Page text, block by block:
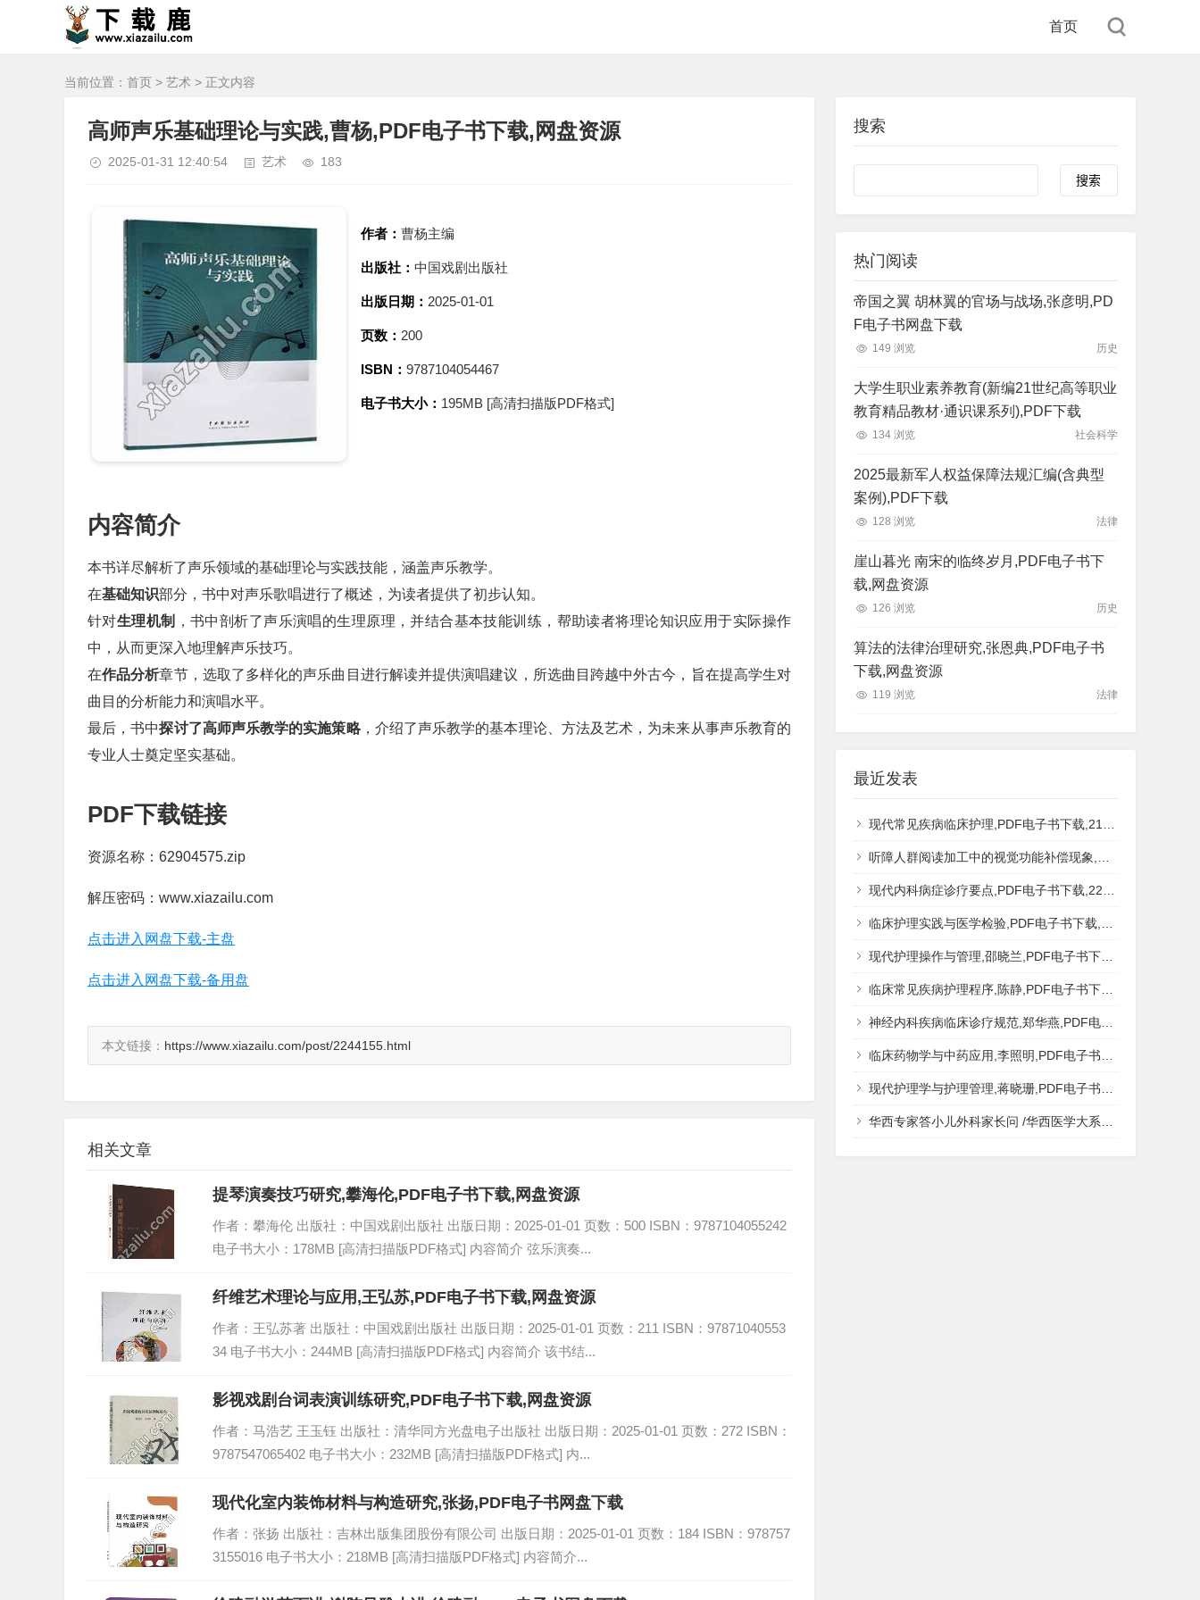
首页
当前位置： 首页 > 艺术 > 正文内容
高师声乐基础理论与实践,曹杨,PDF电子书下载,网盘资源
2025-01-31 12:40:54 艺术 183
作者： 曹杨主编
出版社： 中国戏剧出版社
出版日期： 2025-01-01
页数： 200
ISBN： 9787104054467
电子书大小： 195MB [高清扫描版PDF格式]
内容简介
本书详尽解析了声乐领域的基础理论与实践技能，涵盖声乐教学。
在基础知识部分，书中对声乐歌唱进行了概述，为读者提供了初步认知。
针对生理机制
，书中剖析了声乐演唱的生理原理，并结合基本技能训练，帮助读者将理论知识应用于实际操作
中，从而更深入地理解声乐技巧。
在作品分析章节，选取了多样化的声乐曲目进行解读并提供演唱建议，所选曲目跨越中外古今，旨在提高学生对
曲目的分析能力和演唱水平。
最后，书中探讨了高师声乐教学的实施策略，介绍了声乐教学的基本理论、方法及艺术，为未来从事声乐教育的
专业人士奠定坚实基础。
PDF下载链接
资源名称：62904575.zip
解压密码：www.xiazailu.com
点击进入网盘下载-主盘
点击进入网盘下载-备用盘
本文链接： https://www.xiazailu.com/post/2244155.html
相关文章
提琴演奏技巧研究,攀海伦,PDF电子书下载,网盘资源
作者：攀海伦 出版社：中国戏剧出版社 出版日期：2025-01-01 页数：500 ISBN：9787104055242
电子书大小：178MB [高清扫描版PDF格式] 内容简介 弦乐演奏...
纤维艺术理论与应用,王弘苏,PDF电子书下载,网盘资源
作者：王弘苏著 出版社：中国戏剧出版社 出版日期：2025-01-01 页数：211 ISBN：97871040553
34 电子书大小：244MB [高清扫描版PDF格式] 内容简介 该书结...
影视戏剧台词表演训练研究,PDF电子书下载,网盘资源
作者：马浩艺 王玉钰 出版社：清华同方光盘电子出版社 出版日期：2025-01-01 页数：272 ISBN：
9787547065402 电子书大小：232MB [高清扫描版PDF格式] 内...
现代化室内装饰材料与构造研究,张扬,PDF电子书网盘下载
作者：张扬 出版社：吉林出版集团股份有限公司 出版日期：2025-01-01 页数：184 ISBN：978757
3155016 电子书大小：218MB [高清扫描版PDF格式] 内容简介...
搜索
Search
热门阅读
帝国之翼 胡林翼的官场与战场,张彦明,PD
F电子书网盘下载
149 浏览 历史
大学生职业素养教育(新编21世纪高等职业
教育精品教材·通识课系列),PDF下载
134 浏览 社会科学
2025最新军人权益保障法规汇编(含典型
案例),PDF下载
128 浏览 法律
崖山暮光 南宋的临终岁月,PDF电子书下
载,网盘资源
126 浏览 历史
算法的法律治理研究,张恩典,PDF电子书
下载,网盘资源
119 浏览 法律
最近发表
现代常见疾病临床护理,PDF电子书下载,217MB,网盘资源
听障人群阅读加工中的视觉功能补偿现象,秦钊,PDF电子书下载,网盘资源
现代内科病症诊疗要点,PDF电子书下载,223MB,网盘资源
临床护理实践与医学检验,PDF电子书下载,193MB,网盘资源
现代护理操作与管理,邵晓兰,PDF电子书下载,242MB,网盘资源
临床常见疾病护理程序,陈静,PDF电子书下载,185MB,网盘资源
神经内科疾病临床诊疗规范,郑华燕,PDF电子书下载,188MB,网盘资源
临床药物学与中药应用,李照明,PDF电子书下载,202MB,网盘资源
现代护理学与护理管理,蒋晓珊,PDF电子书下载,223MB,网盘资源
华西专家答小儿外科家长问 /华西医学大系?医学科普,PDF电子书网盘下载